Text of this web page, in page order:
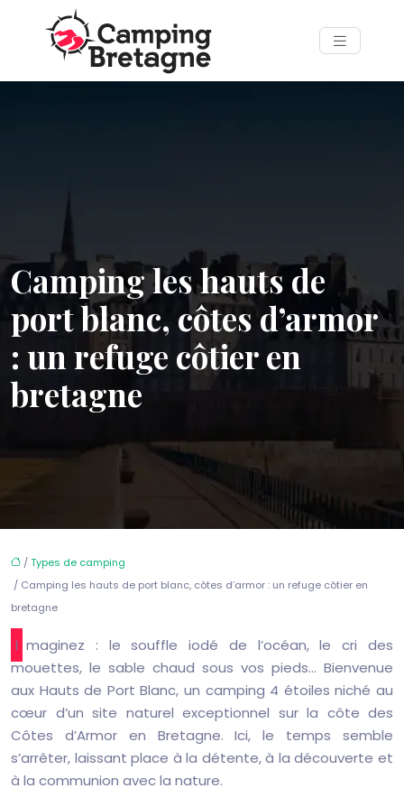
Camping les hauts de
port blanc, côtes d’armor
: un refuge côtier en
bretagne
/Types de camping
/ Camping les hauts de port blanc, côtes d’armor : un refuge côtier en
bretagne
Imaginez : le souffle iodé de l’océan, le cri des
mouettes, le sable chaud sous vos pieds… Bienvenue
aux Hauts de Port Blanc, un camping 4 étoiles niché au
cœur d’un site naturel exceptionnel sur la côte des
Côtes d’Armor en Bretagne. Ici, le temps semble
s’arrêter, laissant place à la détente, à la découverte et
à la communion avec la nature.